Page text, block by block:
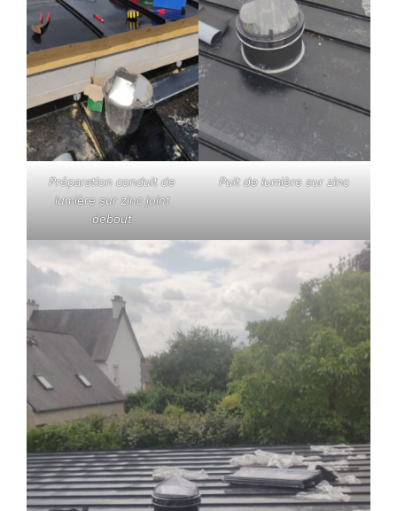
Préparation conduit de
lumière sur zinc joint
debout
Puit de lumière sur zinc